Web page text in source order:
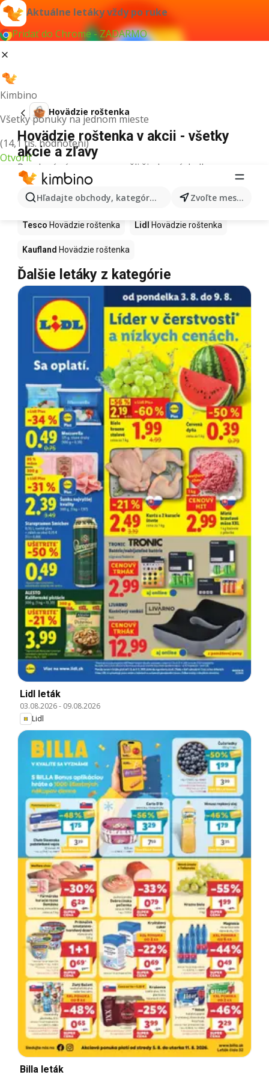
Aktuálne letáky vždy po ruke
Pridať do Chrome - ZADARMO
Kimbino
Všetky ponuky na jednom mieste
(14,1 tis. hodnotení)
Otvoriť
Hľadajte obchody, kategórie, produkty... Zvoľte mesto
Hovädzie roštenka
Hovädzie roštenka v akcii - všetky
akcie a zľavy
Pre daný výraz sme nenašli žiadne výsledky.
Hovädzie roštenka v akcii - Kde
kúpiť?
Tesco Hovädzie roštenka Lidl Hovädzie roštenka
Kaufland Hovädzie roštenka
Ďalšie letáky z kategórie
Lidl leták
03.08.2026- 09.08.2026
Lidl
Billa leták